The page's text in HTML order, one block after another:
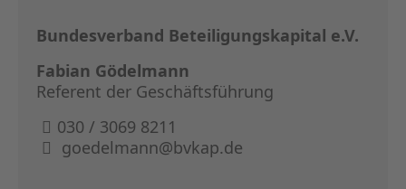
Bundesverband Beteiligungskapital e.V.
Fabian Gödelmann
Referent der Geschäftsführung
030 / 3069 8211
goedelmann@bvkap.de